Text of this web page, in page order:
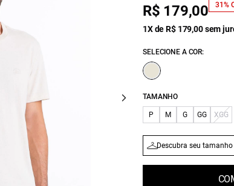
R$ 179,00 31%
1X de R$ 179,00 sem
SELECIONE A COR:
TAMANHO
P M G GG XGG
Descubra seu tamanho